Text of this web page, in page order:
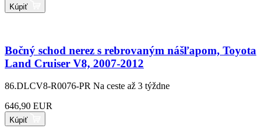
Kúpiť
Bočný schod nerez s rebrovaným nášľapom, Toyota
Land Cruiser V8, 2007-2012
86.DLCV8-R0076-PR Na ceste až 3 týždne
646,90 EUR
Kúpiť